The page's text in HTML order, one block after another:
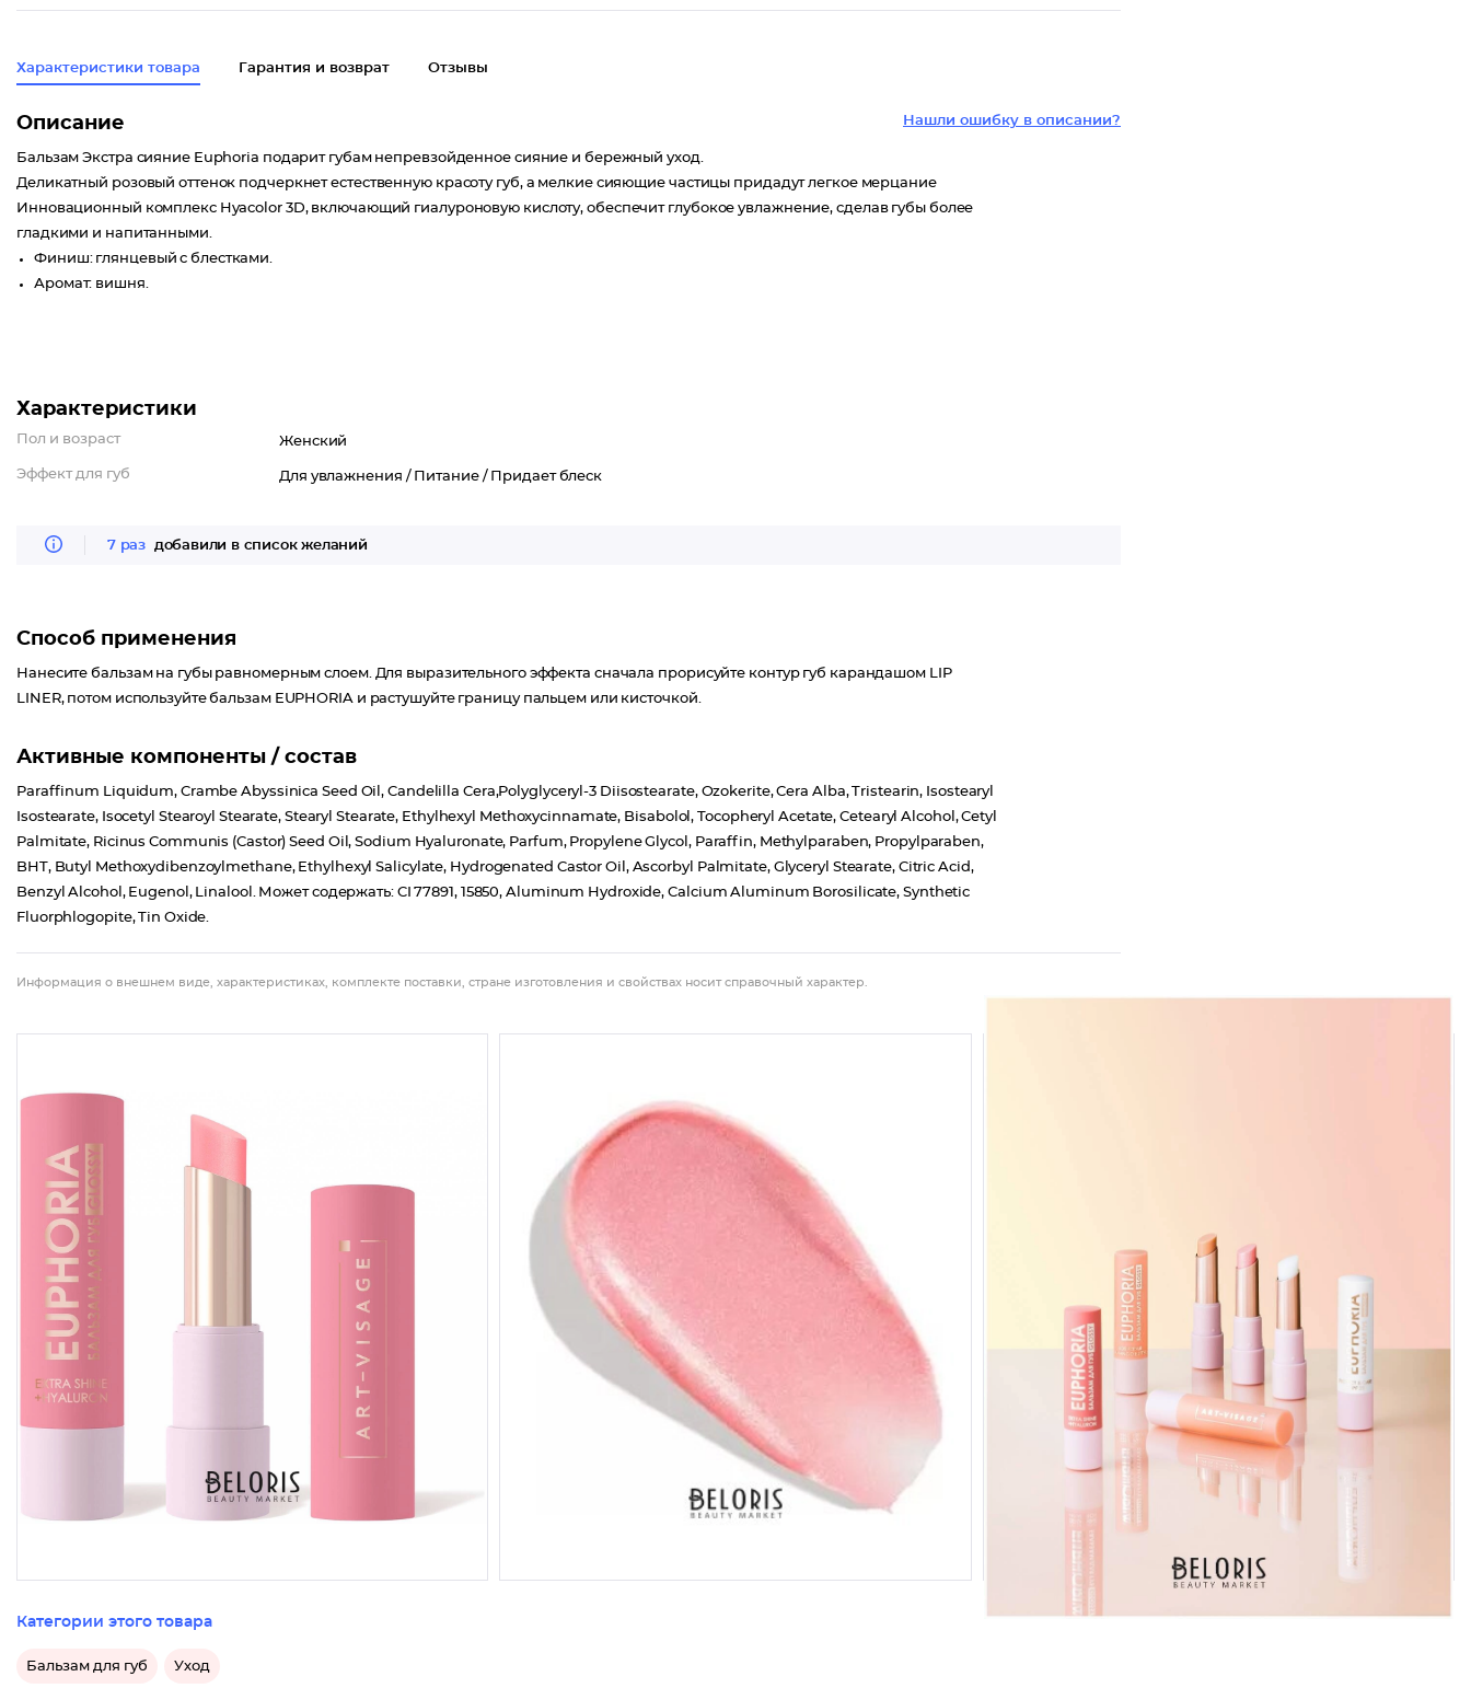
Характеристики товара Гарантия и возврат Отзывы
Нашли ошибку в описании?
Описание
Бальзам Экстра сияние Euphoria подарит губам непревзойденное сияние и бережный уход.
Деликатный розовый оттенок подчеркнет естественную красоту губ, а мелкие сияющие частицы придадут легкое мерцание
Инновационный комплекс Hyacolor 3D, включающий гиалуроновую кислоту, обеспечит глубокое увлажнение, сделав губы более
гладкими и напитанными.
Финиш: глянцевый с блестками.
Аромат: вишня.
Характеристики
Пол и возраст Женский
Эффект для губ Для увлажнения / Питание / Придает блеск
7 раз добавили в список желаний
Способ применения
Нанесите бальзам на губы равномерным слоем. Для выразительного эффекта сначала прорисуйте контур губ карандашом LIP
LINER, потом используйте бальзам EUPHORIA и растушуйте границу пальцем или кисточкой.
Активные компоненты / состав
Paraffinum Liquidum, Crambe Abyssinica Seed Oil, Candelilla Cera,Polyglyceryl-3 Diisostearate, Ozokerite, Cera Alba, Tristearin, Isostearyl
Isostearate, Isocetyl Stearoyl Stearate, Stearyl Stearate, Ethylhexyl Methoxycinnamate, Bisabolol, Tocopheryl Acetate, Cetearyl Alcohol, Cetyl
Palmitate, Ricinus Communis (Castor) Seed Oil, Sodium Hyaluronate, Parfum, Propylene Glycol, Paraffin, Methylparaben, Propylparaben,
BHT, Butyl Methoxydibenzoylmethane, Ethylhexyl Salicylate, Hydrogenated Castor Oil, Ascorbyl Palmitate, Glyceryl Stearate, Citric Acid,
Benzyl Alcohol, Eugenol, Linalool. Может содержать: CI 77891, 15850, Aluminum Hydroxide, Calcium Aluminum Borosilicate, Synthetic
Fluorphlogopite, Tin Oxide.
Информация о внешнем виде, характеристиках, комплекте поставки, стране изготовления и свойствах носит справочный характер.
Категории этого товара
Бальзам для губ Уход